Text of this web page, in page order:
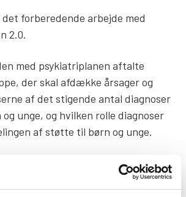
forberedende arbejde med
2.0.
med psykiatriplanen aftalte
der skal afdække årsager og
af det stigende antal diagnoser
unge, og hvilken rolle diagnoser
af støtte til børn og unge.
ny Forebyggelsesfond, der skal
investeringer i forebyggelse med